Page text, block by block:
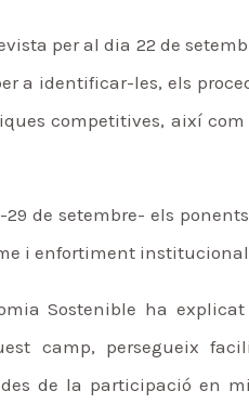
per al dia 22 de
a identificar-les, els
competitives, així
29 de setembre- els
i enfortiment
Sostenible ha
camp, persegueix
de la participació en